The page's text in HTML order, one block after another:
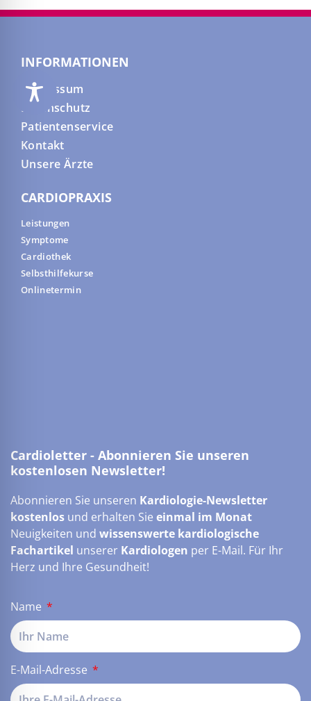
INFORMATIONEN
Impressum
Datenschutz
Patientenservice
Kontakt
Unsere Ärzte
CARDIOPRAXIS
Leistungen
Symptome
Cardiothek
Selbsthilfekurse
Onlinetermin
Cardioletter - Abonnieren Sie unseren
kostenlosen Newsletter!
Abonnieren Sie unseren Kardiologie-Newsletter
kostenlos und erhalten Sie einmal im Monat
Neuigkeiten und wissenswerte kardiologische
Fachartikel unserer Kardiologen per E-Mail. Für Ihr
Herz und Ihre Gesundheit!
Name
E-Mail-Adresse